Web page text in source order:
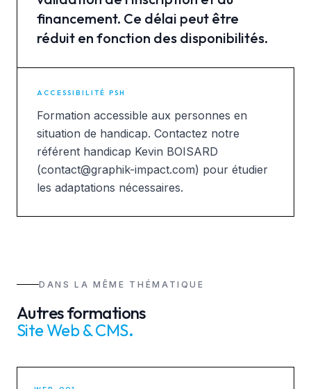
financement. Ce délai peut être
réduit en fonction des disponibilités.
ACCESSIBILITÉ PSH
Formation accessible aux personnes en
situation de handicap. Contactez notre
référent handicap Kevin BOISARD
(contact@graphik-impact.com) pour étudier
les adaptations nécessaires.
DANS LA MÊME THÉMATIQUE
Autres formations
Site Web & CMS.